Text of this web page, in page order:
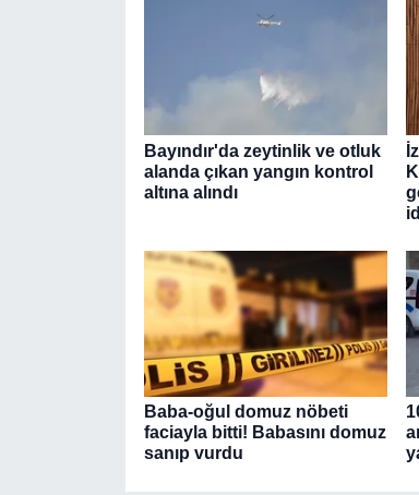
Bayındır'da zeytinlik ve otluk
alanda çıkan yangın kontrol
altına alındı
Baba-oğul domuz nöbeti
faciayla bitti! Babasını domuz
sanıp vurdu